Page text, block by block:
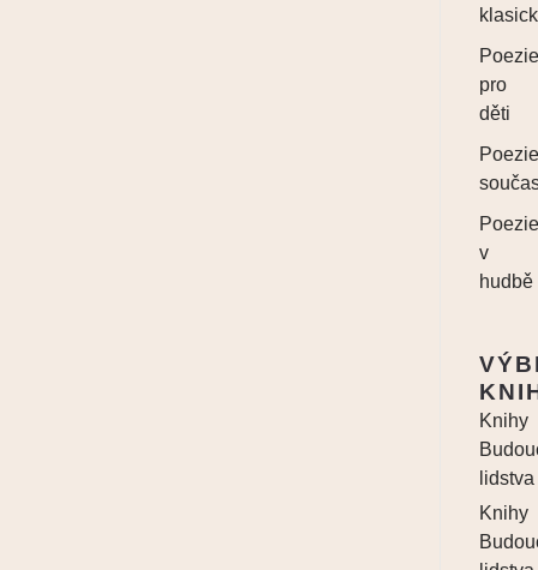
pro
děti
v
hudbě
Knihy
Knihy